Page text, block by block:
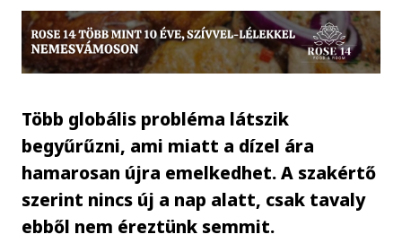
Több globális probléma látszik
begyűrűzni, ami miatt a dízel ára
hamarosan újra emelkedhet. A szakértő
szerint nincs új a nap alatt, csak tavaly
ebből nem éreztünk semmit.